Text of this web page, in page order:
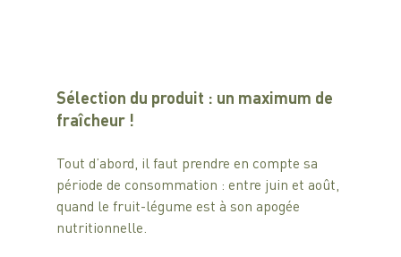
Sélection du produit : un maximum de
fraîcheur !
Tout d’abord, il faut prendre en compte sa
période de consommation : entre juin et août,
quand le fruit-légume est à son apogée
nutritionnelle.